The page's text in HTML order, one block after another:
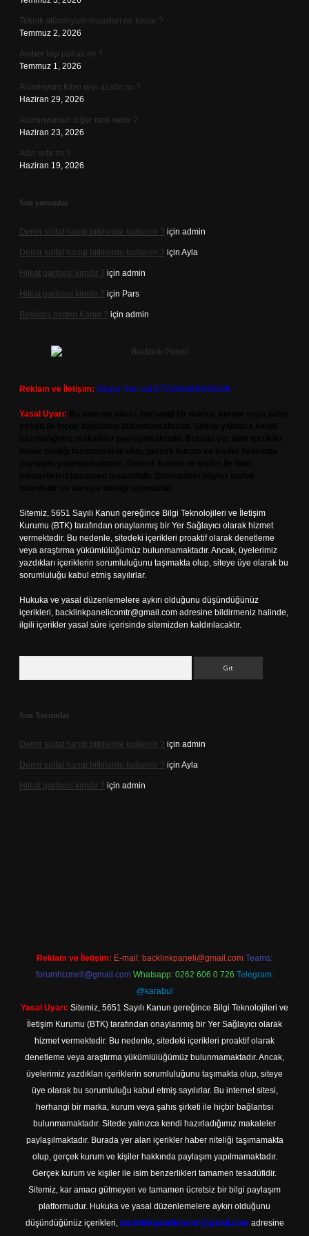
Teknik alüminyum maaşları ne kadar ?
Temmuz 2, 2026
Amber taşı pahalı mı ?
Temmuz 1, 2026
Alüminyum folyo ısıyı azaltır mı ?
Haziran 29, 2026
Alüminyumun diğer ismi nedir ?
Haziran 23, 2026
Altın ısıtır mı ?
Haziran 19, 2026
Son yorumlar
Demir sülfat hangi bitkilerde kullanılır ? için admin
Demir sülfat hangi bitkilerde kullanılır ? için Ayla
Hilkat garibesi kimdir ? için admin
Hilkat garibesi kimdir ? için Pars
Beşiktaş neden Kartal ? için admin
Reklam ve İletişim: Skype: live:.cid.575569c608265c69
Yasal Uyarı:
Sitemiz, 5651 Sayılı Kanun gereğince Bilgi Teknolojileri ve İletişim
Kurumu (BTK) tarafından onaylanmış bir Yer Sağlayıcı olarak hizmet
vermektedir. Bu nedenle, sitedeki içerikleri proaktif olarak denetleme
veya araştırma yükümlülüğümüz bulunmamaktadır. Ancak, üyelerimiz
yazdıkları içeriklerin sorumluluğunu taşımakta olup, siteye üye olarak bu
sorumluluğu kabul etmiş sayılırlar.
Hukuka ve yasal düzenlemelere aykırı olduğunu düşündüğünüz
içerikleri, backlinkpanelicomtr@gmail.com adresine bildirmeniz halinde,
ilgili içerikler yasal süre içerisinde sitemizden kaldırılacaktır.
Son Yorumlar
Demir sülfat hangi bitkilerde kullanılır ? için admin
Demir sülfat hangi bitkilerde kullanılır ? için Ayla
Hilkat garibesi kimdir ? için admin
Reklam ve İletişim: E-mail: backlinkpaneli@gmail.com Teams:
forumhizmeti@gmail.com Whatsapp: 0262 606 0 726 Telegram:
@karabul
Yasal Uyarı: Sitemiz, 5651 Sayılı Kanun gereğince Bilgi Teknolojileri ve
İletişim Kurumu (BTK) tarafından onaylanmış bir Yer Sağlayıcı olarak
hizmet vermektedir. Bu nedenle, sitedeki içerikleri proaktif olarak
denetleme veya araştırma yükümlülüğümüz bulunmamaktadır. Ancak,
üyelerimiz yazdıkları içeriklerin sorumluluğunu taşımakta olup, siteye
üye olarak bu sorumluluğu kabul etmiş sayılırlar. Bu internet sitesi,
herhangi bir marka, kurum veya şahıs şirketi ile hiçbir bağlantısı
bulunmamaktadır. Sitede yalnızca kendi hazırladığımız makaleler
paylaşılmaktadır. Burada yer alan içerikler haber niteliği taşımamakta
olup, gerçek kurum ve kişiler hakkında paylaşım yapılmamaktadır.
Gerçek kurum ve kişiler ile isim benzerlikleri tamamen tesadüfidir.
Sitemiz, kar amacı gütmeyen ve tamamen ücretsiz bir bilgi paylaşım
platformudur. Hukuka ve yasal düzenlemelere aykırı olduğunu
düşündüğünüz içerikleri, backlinkpanelicomtr@gmail.com adresine